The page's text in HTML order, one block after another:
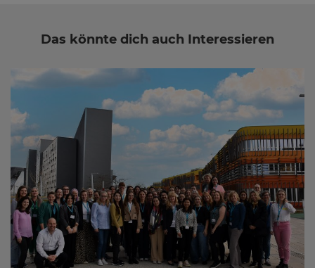
Das könnte dich auch Interessieren